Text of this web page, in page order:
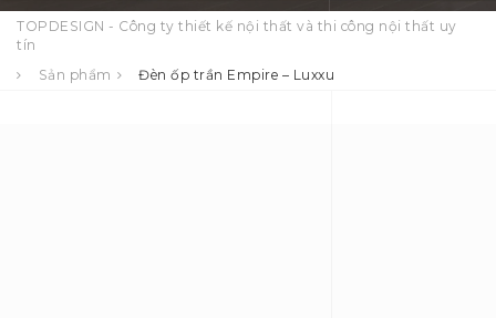
TOPDESIGN - Công ty thiết kế nội thất và thi công nội thất uy
tín
Sản phẩm
Đèn ốp trần Empire – Luxxu